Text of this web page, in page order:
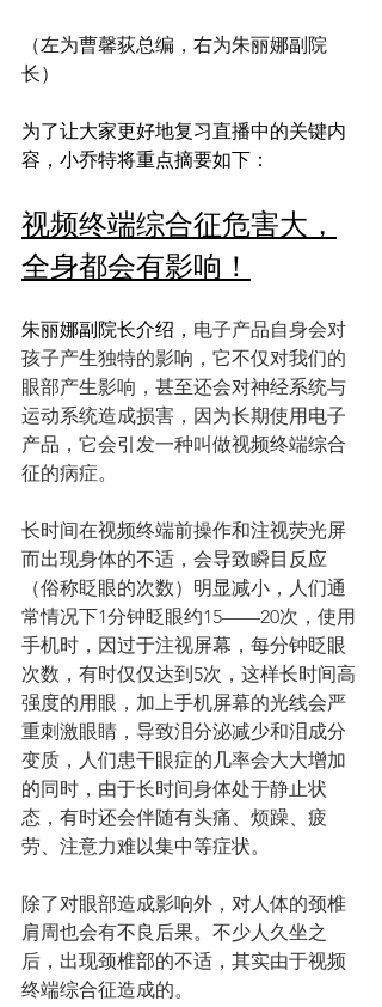
（左为曹馨荻总编，右为朱丽娜副院
长）
为了让大家更好地复习直播中的关键内
容，小乔特将重点摘要如下：
视频终端综合征危害大，
全身都会有影响！
朱丽娜副院长介绍， 电子产品自身会对
孩子产生独特的影响，它不仅对我们的
眼部产生影响，甚至还会对神经系统与
运动系统造成损害，因为长期使用电子
产品，它会引发一种叫做视频终端综合
征的病症。
长时间在视频终端前操作和注视荧光屏
而出现身体的不适，会导致瞬目反应
（俗称眨眼的次数）明显减小，人们通
常情况下1分钟眨眼约15——20次，使用
手机时，因过于注视屏幕，每分钟眨眼
次数，有时仅仅达到5次，这样长时间高
强度的用眼，加上手机屏幕的光线会严
重刺激眼睛，导致泪分泌减少和泪成分
变质，人们患干眼症的几率会大大增加
的同时，由于长时间身体处于静止状
态，有时还会伴随有头痛、烦躁、疲
劳、注意力难以集中等症状。
除了对眼部造成影响外，对人体的颈椎
肩周也会有不良后果。不少人久坐之
后，出现颈椎部的不适，其实由于视频
终端综合征造成的。